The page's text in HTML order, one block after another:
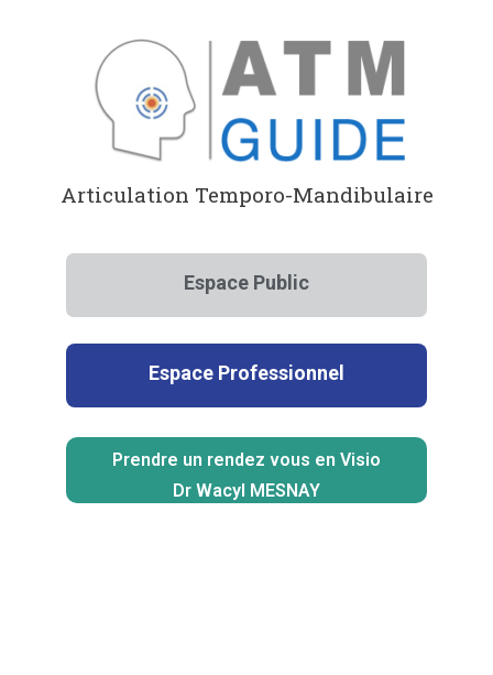
Articulation Temporo-Mandibulaire
Espace Public
Espace Professionnel
Prendre un rendez vous en Visio
Dr Wacyl MESNAY